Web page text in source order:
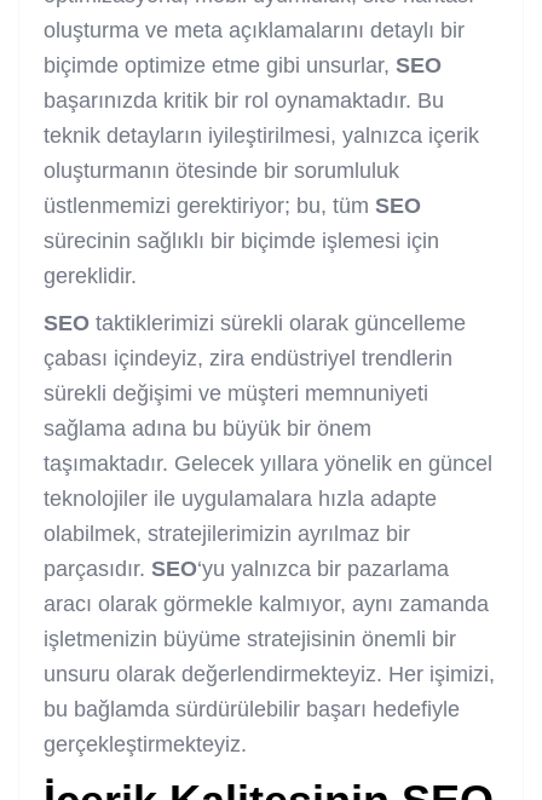
oluşturma ve meta açıklamalarını detaylı bir
biçimde optimize etme gibi unsurlar, SEO
başarınızda kritik bir rol oynamaktadır. Bu
teknik detayların iyileştirilmesi, yalnızca içerik
oluşturmanın ötesinde bir sorumluluk
üstlenmemizi gerektiriyor; bu, tüm SEO
sürecinin sağlıklı bir biçimde işlemesi için
gereklidir.
SEO taktiklerimizi sürekli olarak güncelleme
çabası içindeyiz, zira endüstriyel trendlerin
sürekli değişimi ve müşteri memnuniyeti
sağlama adına bu büyük bir önem
taşımaktadır. Gelecek yıllara yönelik en güncel
teknolojiler ile uygulamalara hızla adapte
olabilmek, stratejilerimizin ayrılmaz bir
parçasıdır. SEO‘yu yalnızca bir pazarlama
aracı olarak görmekle kalmıyor, aynı zamanda
işletmenizin büyüme stratejisinin önemli bir
unsuru olarak değerlendirmekteyiz. Her işimizi,
bu bağlamda sürdürülebilir başarı hedefiyle
gerçekleştirmekteyiz.